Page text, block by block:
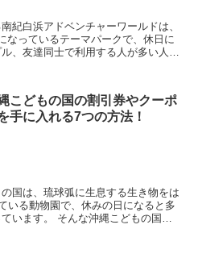
紀白浜アドベンチャーワールドは、
なっているテーマパークで、休日に
、友達同士で利用する人が多い人気
こどもの国の割引券やクーポ
手に入れる7つの方法！
国は、琉球弧に生息する生き物をは
いる動物園で、休みの日になると多
縄こどもの国に